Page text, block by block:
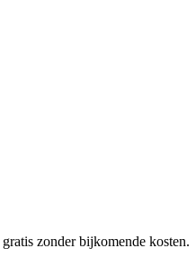
zonder bijkomende kosten.